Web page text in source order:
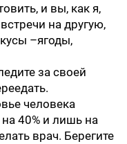
и вы, как я,
на другую,
–ягоды,
за своей
человека
40% и лишь на
врач. Берегите